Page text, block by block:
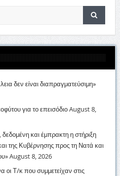
δεν είναι διαπραγματεύσιμη»
για το επεισόδιοAugust 8,
και έμπρακτη η στήριξη
της Κυβέρνησης προς τη Νατά και
August 8, 2026
Τ/κ που συμμετείχαν στις